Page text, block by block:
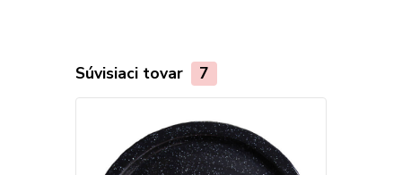
Súvisiaci tovar 7